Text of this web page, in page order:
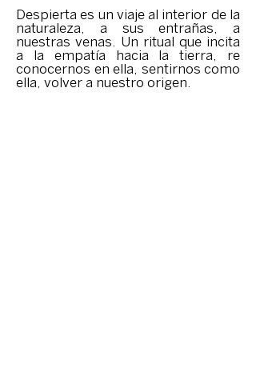
Despierta es un viaje al interior de la
naturaleza, a sus entrañas, a
nuestras venas. Un ritual que incita
a la empatía hacia la tierra, re
conocernos en ella, sentirnos como
ella, volver a nuestro origen.